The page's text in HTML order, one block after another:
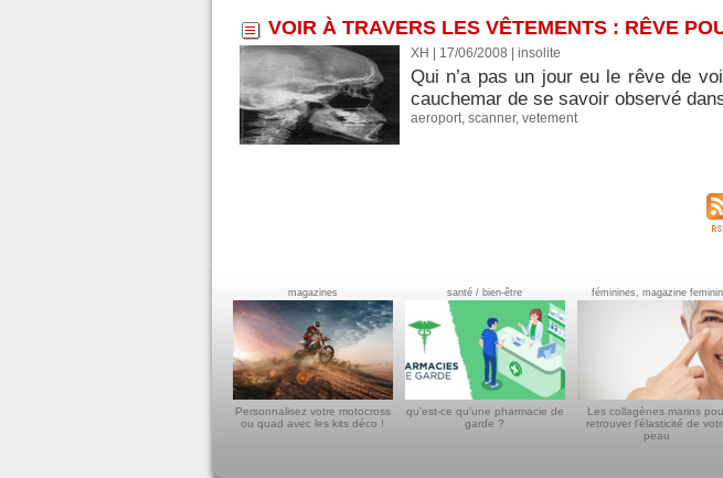
VOIR À TRAVERS LES VÊTEMENTS : RÊVE
XH | 17/06/2008 insolite
Qui n’a pas un jour eu le rêve de
cauchemar de se savoir observé
aeroport, scanner, vetement
magazines
Personnalisez votre motocross
ou quad avec les kits déco !
santé / bien-être
qu'est-ce qu'une pharmacie de
garde ?
féminines, magazine feminin
Les collagènes marins
retrouver l'élasticité de
peau